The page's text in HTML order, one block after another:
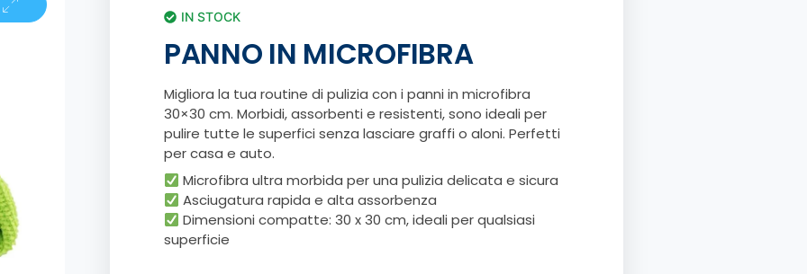
IN STOCK
PANNO IN MICROFIBRA
Migliora la tua routine di pulizia con i panni in microfibra
30×30 cm. Morbidi, assorbenti e resistenti, sono ideali per
pulire tutte le superfici senza lasciare graffi o aloni. Perfetti
per casa e auto.
Microfibra ultra morbida per una pulizia delicata e sicura
Asciugatura rapida e alta assorbenza
Dimensioni compatte: 30 x 30 cm, ideali per qualsiasi
superficie